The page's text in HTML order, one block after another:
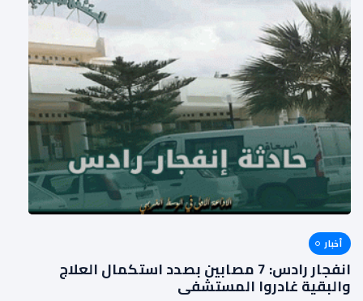
أخبار
انفجار رادس: 7 مصابين بصدد استكمال العلاج
والبقية غادروا المستشفى